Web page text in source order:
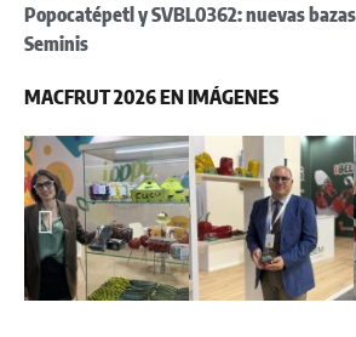
Popocatépetl y SVBL0362: nuevas
Seminis
MACFRUT 2026 EN IMÁGENES